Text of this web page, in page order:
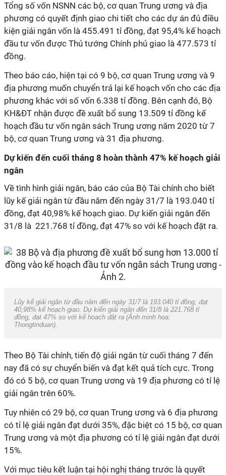
Tổng số vốn NSNN các bộ, cơ quan Trung ương và địa
phương có quyết định giao chi tiết cho các dự án đủ điều
kiện giải ngân vốn là 455.491 tỉ đồng, đạt 95,4% kế hoạch
đầu tư vốn được Thủ tướng Chính phủ giao là 477.573 tỉ
đồng.
Theo báo cáo, hiện tại có 9 bộ, cơ quan Trung ương và 9
địa phương muốn chuyển trả lại kế hoạch vốn cho các địa
phương khác với số vốn 6.338 tỉ đồng. Bên cạnh đó, Bộ
KH&ĐT nhận được đề xuất bổ sung 13.509 tỉ đồng kế
hoạch đầu tư vốn ngân sách Trung ương năm 2020 từ 7
bộ, cơ quan Trung ương và 31 địa phương.
Dự kiến đến cuối tháng 8 hoàn thành 47% kế hoạch giải
ngân
Về tình hình giải ngân, báo cáo của Bộ Tài chính cho biết
lũy kế giải ngân từ đầu năm đến ngày 31/7 là 193.040 tỉ
đồng, đạt 40,98% kế hoạch giao. Dự kiến giải ngân đến
31/8 là 221.768 tỉ đồng, đạt 47% so với kế hoạch đặt ra.
Lũy kế giải ngân từ đầu năm đến ngày 31/7 là 193.040 tỉ đồng, đạt
40,98% kế hoạch giao. Dự kiến giải ngân đến 31/8 là 221.768 tỉ
đồng, đạt 47% so với kế hoạch đặt ra (Ảnh minh họa:
Thongtinduan).
Theo Bộ Tài chính, tiến độ giải ngân từ cuối tháng 7 đến
nay đã có sự chuyển biến và đạt kết quả tích cực. Trong
đó có 5 bộ, cơ quan Trung ương và 19 địa phương có tỉ lệ
giải ngân trên 60%.
Tuy nhiên có 29 bộ, cơ quan Trung ương và 6 địa phương
có tỉ lệ giải ngân đạt dưới 35%, đặc biệt có 15 bộ, cơ quan
Trung ương và một địa phương có tỉ lệ giải ngân đạt dưới
15%.
Với mục tiêu kết luận tại hội nghị tháng trước là quyết